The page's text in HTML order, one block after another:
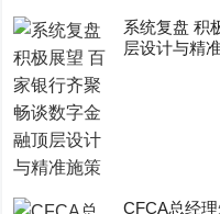
系统复盘 积
层设计与精
CFCA总经